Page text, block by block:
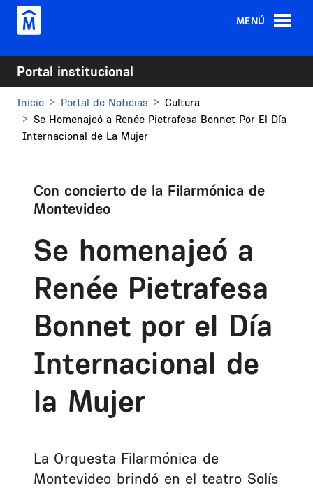
Pasar al contenido principal
MENÚ
Portal institucional
Inicio Portal de Noticias
Cultura
Se Homenajeó a Renée Pietrafesa Bonnet Por El Día
Internacional de La Mujer
Con concierto de la Filarmónica de
Montevideo
Se homenajeó a
Renée Pietrafesa
Bonnet por el Día
Internacional de
la Mujer
La Orquesta Filarmónica de
Montevideo brindó en el teatro Solís